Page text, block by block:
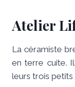
Atelier
La céramiste
en terre cuite.
leurs trois